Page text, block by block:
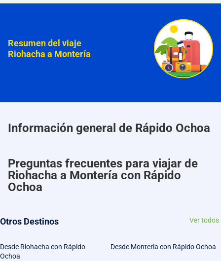
Resumen del viaje
Riohacha a Montería
Información general de Rápido Ochoa
Preguntas frecuentes para viajar de
Riohacha a Montería con Rápido
Ochoa
Otros Destinos Ver todos
Desde Riohacha con Rápido
Ochoa
Desde Monteria con Rápido Ochoa